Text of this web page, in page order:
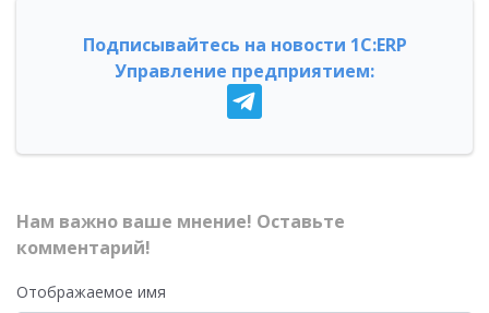
Подписывайтесь на новости 1С:ERP
Управление предприятием:
Нам важно ваше мнение! Оставьте
комментарий!
Отображаемое имя